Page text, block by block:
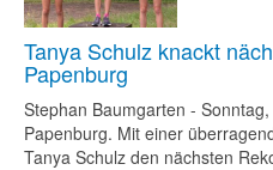
Tanya Schulz knackt
Papenburg
Stephan Baumgarten -
Papenburg. Mit einer
Tanya Schulz den nächsten